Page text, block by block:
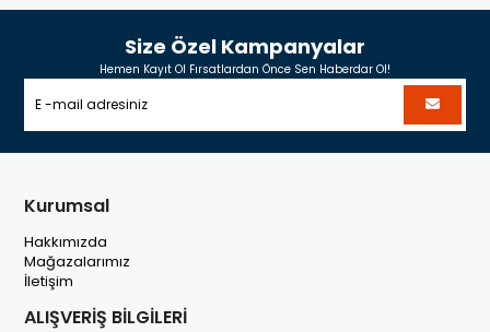
Size Özel Kampanyalar
Hemen Kayıt Ol Fırsatlardan Önce Sen Haberdar Ol!
Kurumsal
Hakkımızda
Mağazalarımız
İletişim
ALIŞVERİŞ BİLGİLERİ